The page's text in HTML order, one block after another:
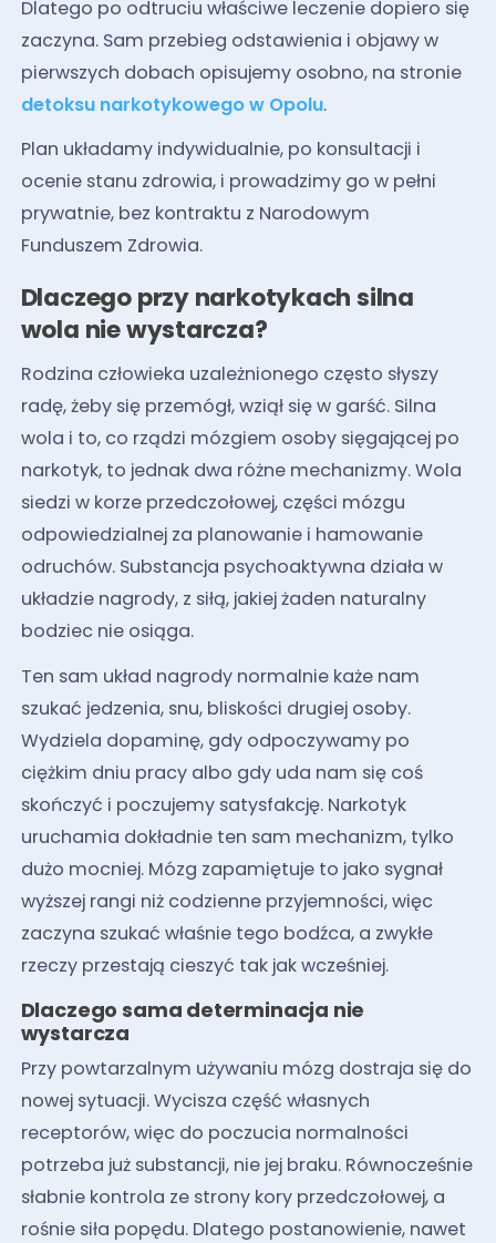
Dlatego po odtruciu właściwe leczenie dopiero się
zaczyna. Sam przebieg odstawienia i objawy w
pierwszych dobach opisujemy osobno, na stronie
detoksu narkotykowego w Opolu.
Plan układamy indywidualnie, po konsultacji i
ocenie stanu zdrowia, i prowadzimy go w pełni
prywatnie, bez kontraktu z Narodowym
Funduszem Zdrowia.
Dlaczego przy narkotykach silna
wola nie wystarcza?
Rodzina człowieka uzależnionego często słyszy
radę, żeby się przemógł, wziął się w garść. Silna
wola i to, co rządzi mózgiem osoby sięgającej po
narkotyk, to jednak dwa różne mechanizmy. Wola
siedzi w korze przedczołowej, części mózgu
odpowiedzialnej za planowanie i hamowanie
odruchów. Substancja psychoaktywna działa w
układzie nagrody, z siłą, jakiej żaden naturalny
bodziec nie osiąga.
Ten sam układ nagrody normalnie każe nam
szukać jedzenia, snu, bliskości drugiej osoby.
Wydziela dopaminę, gdy odpoczywamy po
ciężkim dniu pracy albo gdy uda nam się coś
skończyć i poczujemy satysfakcję. Narkotyk
uruchamia dokładnie ten sam mechanizm, tylko
dużo mocniej. Mózg zapamiętuje to jako sygnał
wyższej rangi niż codzienne przyjemności, więc
zaczyna szukać właśnie tego bodźca, a zwykłe
rzeczy przestają cieszyć tak jak wcześniej.
Dlaczego sama determinacja nie
wystarcza
Przy powtarzalnym używaniu mózg dostraja się do
nowej sytuacji. Wycisza część własnych
receptorów, więc do poczucia normalności
potrzeba już substancji, nie jej braku. Równocześnie
słabnie kontrola ze strony kory przedczołowej, a
rośnie siła popędu. Dlatego postanowienie, nawet